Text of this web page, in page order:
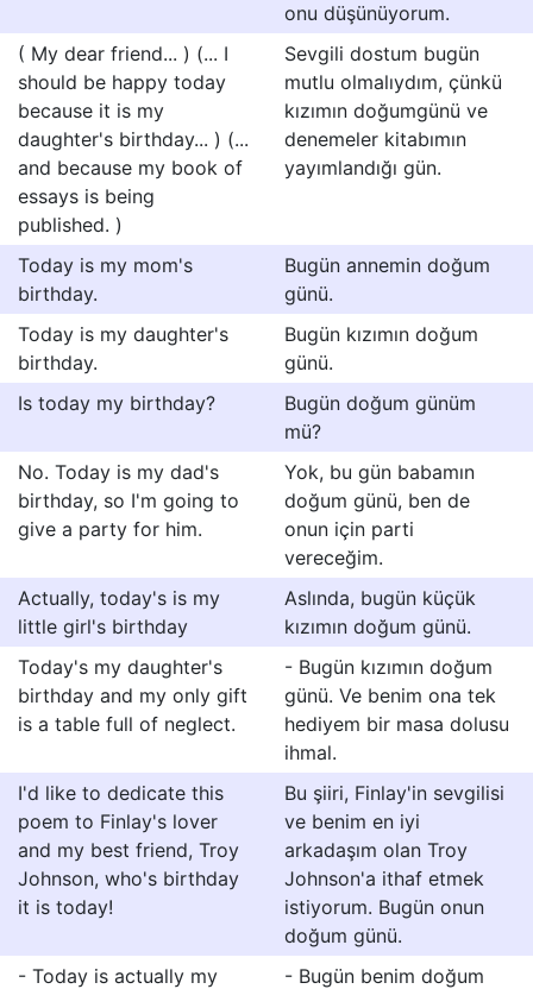
onu düşünüyorum.
( My dear friend... ) (... I
should be happy today
because it is my
daughter's birthday... ) (...
and because my book of
essays is being
published. )
Sevgili dostum bugün
mutlu olmalıydım, çünkü
kızımın doğumgünü ve
denemeler kitabımın
yayımlandığı gün.
Today is my mom's
birthday.
Bugün annemin doğum
günü.
Today is my daughter's
birthday.
Bugün kızımın doğum
günü.
Is today my birthday?
Bugün doğum günüm
mü?
No. Today is my dad's
birthday, so I'm going to
give a party for him.
Yok, bu gün babamın
doğum günü, ben de
onun için parti
vereceğim.
Actually, today's is my
little girl's birthday
Aslında, bugün küçük
kızımın doğum günü.
Today's my daughter's
birthday and my only gift
is a table full of neglect.
- Bugün kızımın doğum
günü. Ve benim ona tek
hediyem bir masa dolusu
ihmal.
I'd like to dedicate this
poem to Finlay's lover
and my best friend, Troy
Johnson, who's birthday
it is today!
Bu şiiri, Finlay'in sevgilisi
ve benim en iyi
arkadaşım olan Troy
Johnson'a ithaf etmek
istiyorum. Bugün onun
doğum günü.
- Today is actually my
- Bugün benim doğum